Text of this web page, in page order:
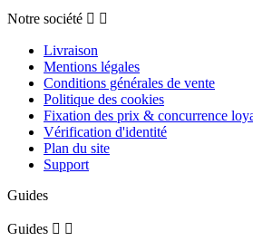
Notre société  
Livraison
Mentions légales
Conditions générales de vente
Politique des cookies
Fixation des prix & concurrence
Vérification d'identité
Plan du site
Support
Guides
Guides  